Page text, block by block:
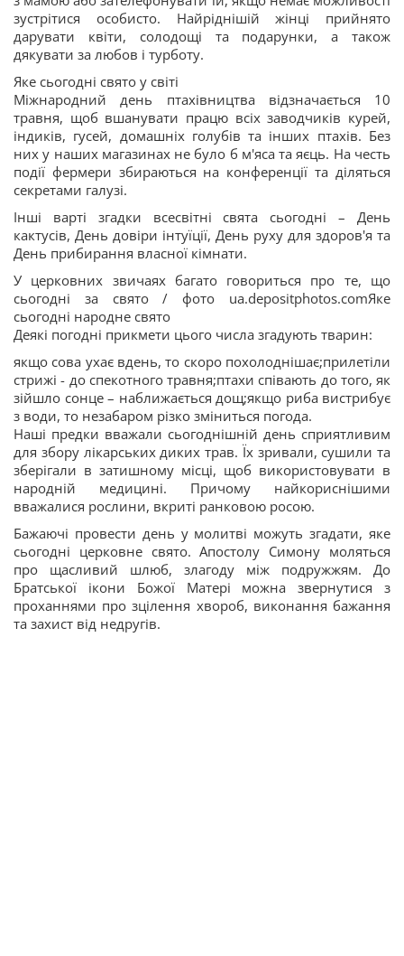
зустрітися особисто. Найріднішій жінці прийнято
дарувати квіти, солодощі та подарунки, а також
дякувати за любов і турботу.
Яке сьогодні свято у світі
Міжнародний день птахівництва відзначається 10
травня, щоб вшанувати працю всіх заводчиків курей,
індиків, гусей, домашніх голубів та інших птахів. Без
них у наших магазинах не було б м'яса та яєць. На честь
події фермери збираються на конференції та діляться
секретами галузі.
Інші варті згадки всесвітні свята сьогодні – День
кактусів, День довіри інтуїції, День руху для здоров'я та
День прибирання власної кімнати.
У церковних звичаях багато говориться про те, що
сьогодні за свято / фото ua.depositphotos.comЯке
сьогодні народне свято
Деякі погодні прикмети цього числа згадують тварин:
якщо сова ухає вдень, то скоро похолоднішає;прилетіли
стрижі - до спекотного травня;птахи співають до того, як
зійшло сонце – наближається дощ;якщо риба вистрибує
з води, то незабаром різко зміниться погода.
Наші предки вважали сьогоднішній день сприятливим
для збору лікарських диких трав. Їх зривали, сушили та
зберігали в затишному місці, щоб використовувати в
народній медицині. Причому найкориснішими
вважалися рослини, вкриті ранковою росою.
Бажаючі провести день у молитві можуть згадати, яке
сьогодні церковне свято. Апостолу Симону моляться
про щасливий шлюб, злагоду між подружжям. До
Братської ікони Божої Матері можна звернутися з
проханнями про зцілення хвороб, виконання бажання
та захист від недругів.